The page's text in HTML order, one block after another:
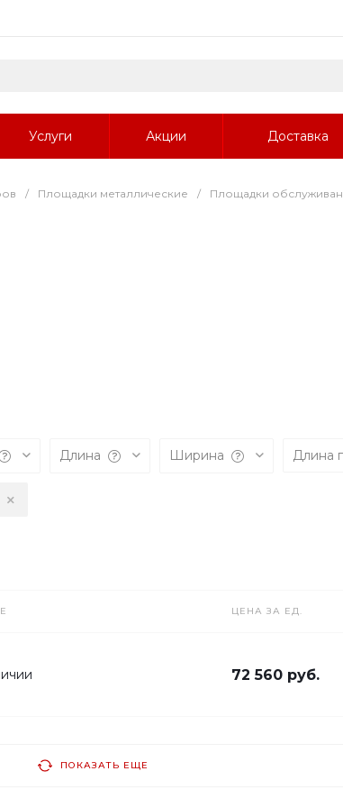
Услуги Акции Доставка
/ Площадки металлические / Площадки
Длина Ширина Длина
ЦЕНА ЗА ЕД.
72 560 руб.
ПОКАЗАТЬ ЕЩЕ